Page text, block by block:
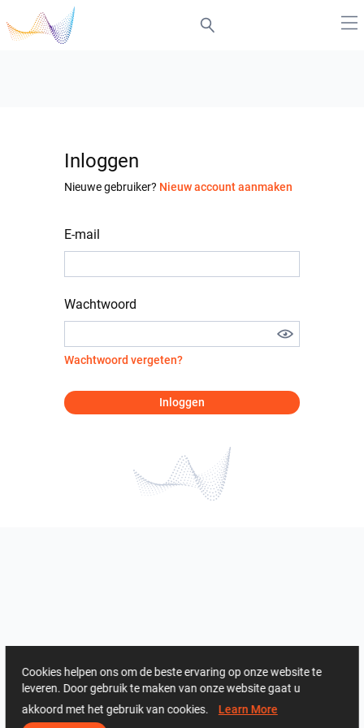
Inloggen
Nieuwe gebruiker? Nieuw account aanmaken
E-mail
Wachtwoord
Wachtwoord vergeten?
Inloggen
Cookies helpen ons om de beste ervaring op onze website te
leveren. Door gebruik te maken van onze website gaat u
akkoord met het gebruik van cookies. Learn More